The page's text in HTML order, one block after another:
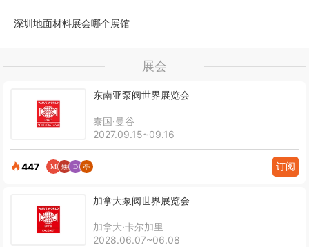
深圳地面材料展会哪个展馆
展会
东南亚泵阀世界展览会
泰国·曼谷
2027.09.15~09.16
447 订阅
加拿大泵阀世界展览会
加拿大·卡尔加里
2028.06.07~06.08